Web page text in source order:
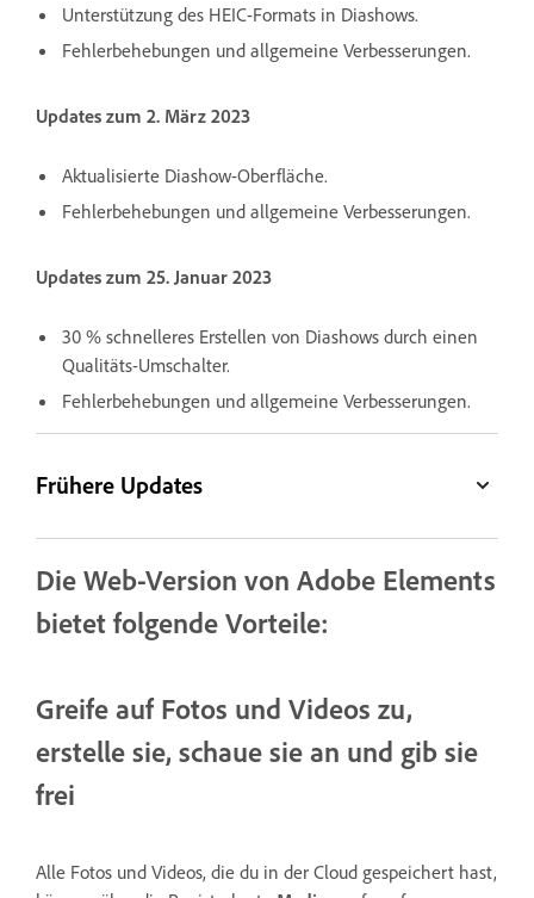
Unterstützung des HEIC-Formats in Diashows.
Fehlerbehebungen und allgemeine Verbesserungen.
Updates zum 2. März 2023
Aktualisierte Diashow-Oberfläche.
Fehlerbehebungen und allgemeine Verbesserungen.
Updates zum 25. Januar 2023
30 % schnelleres Erstellen von Diashows durch einen
Qualitäts-Umschalter.
Fehlerbehebungen und allgemeine Verbesserungen.
Frühere Updates
Die Web-Version von Adobe Elements
bietet folgende Vorteile:
Greife auf Fotos und Videos zu,
erstelle sie, schaue sie an und gib sie
frei
Alle Fotos und Videos, die du in der Cloud gespeichert hast,